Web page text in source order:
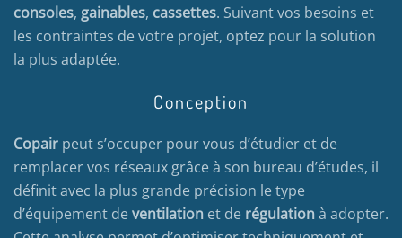
consoles, gainables, cassettes. Suivant vos besoins et
les contraintes de votre projet, optez pour la solution
la plus adaptée.
Conception
Copair peut s’occuper pour vous d’étudier et de
remplacer vos réseaux grâce à son bureau d’études, il
définit avec la plus grande précision le type
d’équipement deventilation et de régulationà adopter.